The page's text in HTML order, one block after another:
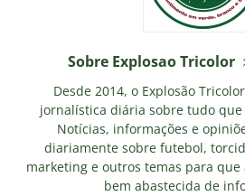
Sobre Explosao Tricolor
Desde 2014, o Explosão
jornalística diária sobre tudo
Notícias, informações e
diariamente sobre futebol,
marketing e outros temas para
bem abastecida de